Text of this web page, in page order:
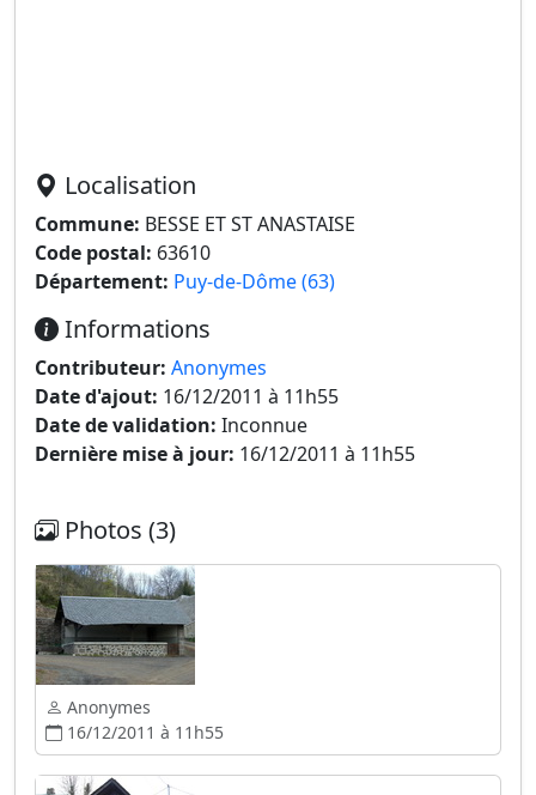
Localisation
Commune: BESSE ET ST ANASTAISE
Code postal: 63610
Département: Puy-de-Dôme (63)
Informations
Contributeur: Anonymes
Date d'ajout: 16/12/2011 à 11h55
Date de validation: Inconnue
Dernière mise à jour: 16/12/2011 à 11h55
Photos (3)
Anonymes
16/12/2011 à 11h55